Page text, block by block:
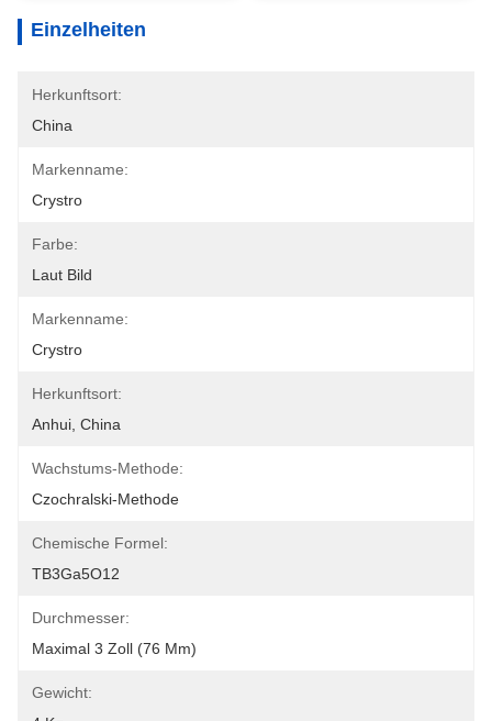
Einzelheiten
Herkunftsort:
China
Markenname:
Crystro
Farbe:
Laut Bild
Markenname:
Crystro
Herkunftsort:
Anhui, China
Wachstums-Methode:
Czochralski-Methode
Chemische Formel:
TB3Ga5O12
Durchmesser:
Maximal 3 Zoll (76 Mm)
Gewicht: